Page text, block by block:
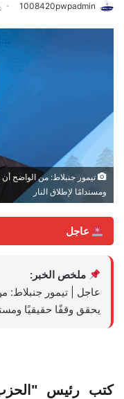
1008420pwpadmin
تيمور جنبلاط: من الواضح أن
ومستدامًا لإطلاق النار
عاجل
ملخص الخبر:
عاجل | تيمور جنبلاط:
يحقق وقفًا حقيقيًا
كتب رئيس "الحزب